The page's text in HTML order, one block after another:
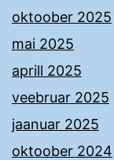
oktoober 2025
mai 2025
aprill 2025
veebruar 2025
jaanuar 2025
oktoober 2024